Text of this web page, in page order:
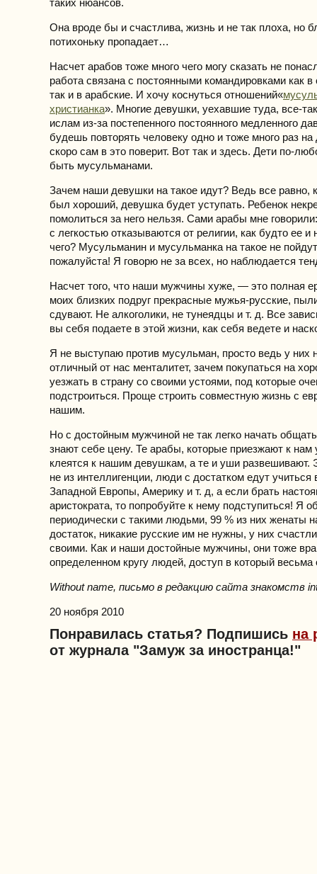
таких нюансов.
Она вроде бы и счастлива, жизнь и не так плоха, но
потихоньку пропадает…
Насчет арабов тоже много чего могу сказать не
работа связана с постоянными командировками как
так и в арабские. И хочу коснуться отношений«
христианка». Многие девушки, уехавшие туда, все-
ислам из-за постепенного постоянного медленного
будешь повторять человеку одно и тоже много раз на
скоро сам в это поверит. Вот так и здесь. Дети по-
быть мусульманами.
Зачем наши девушки на такое идут? Ведь все равно,
был хороший, девушка будет уступать. Ребенок
помолиться за него нельзя. Сами арабы мне
с легкостью отказываются от религии, как будто ее
чего? Мусульманин и мусульманка на такое не
пожалуйста! Я говорю не за всех, но наблюдается
Насчет того, что наши мужчины хуже, — это полная
моих близких подруг прекрасные мужья-русские,
сдувают. Не алкоголики, не тунеядцы и т. д. Все
вы себя подаете в этой жизни, как себя ведете и
Я не выступаю против мусульман, просто ведь у них
отличный от нас менталитет, зачем покупаться на
уезжать в страну со своими устоями, под которые
подстроиться. Проще строить совместную жизнь с
нашим.
Но с достойным мужчиной не так легко начать
знают себе цену. Те арабы, которые приезжают к нам
клеятся к нашим девушкам, а те и уши развешивают.
не из интеллигенции, люди с достатком едут учиться
Западной Европы, Америку и т. д, а если брать
аристократа, то попробуйте к нему подступиться! Я
периодически с такими людьми, 99 % из них женаты
достаток, никакие русские им не нужны, у них
своими. Как и наши достойные мужчины, они тоже
определенном кругу людей, доступ в который весьма
Without name, письмо в редакцию сайта знакомств
20 ноября 2010
Понравилась статья? Подпишись на
от журнала "Замуж за иностранца!"